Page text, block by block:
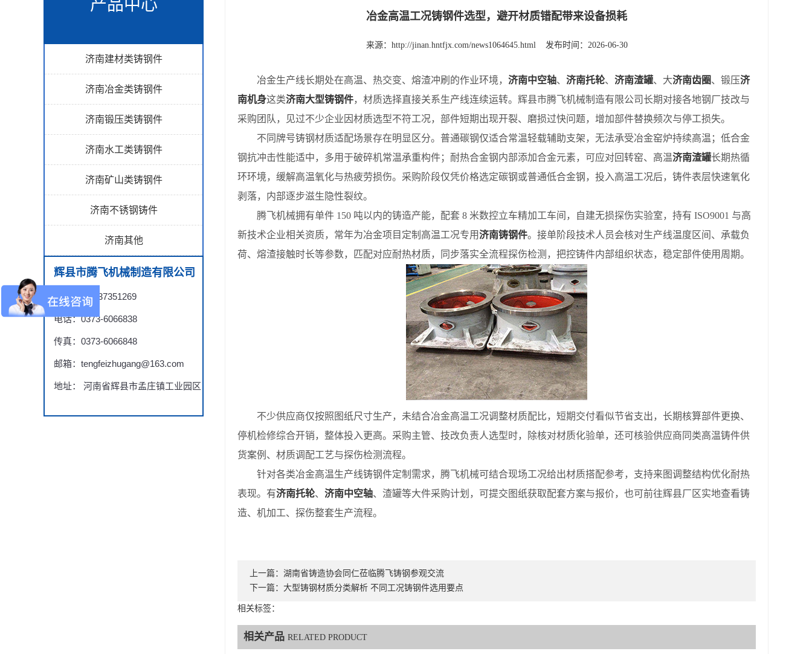
产品中心
济南建材类铸钢件
济南冶金类铸钢件
济南锻压类铸钢件
济南水工类铸钢件
济南矿山类铸钢件
济南不锈钢铸件
济南其他
辉县市腾飞机械制造有限公司
手机： 18737351269
电话：0373-6066838
传真：0373-6066848
邮箱：tengfeizhugang@163.com
地址： 河南省辉县市孟庄镇工业园区
冶金高温工况铸钢件选型，避开材质错配带来设备损耗
来源： http://jinan.hntfjx.com/news1064645.html 发布时间：2026-06-30
冶金生产线长期处在高温、热交变、熔渣冲刷的作业环境， 济南中空轴、 济南托轮、 济南渣罐、大济南齿圈、锻压济
南机身这类济南大型铸钢件，材质选择直接关系生产线连续运转。辉县市腾飞机械制造有限公司长期对接各地钢厂技改与
采购团队，见过不少企业因材质选型不符工况，部件短期出现开裂、磨损过快问题，增加部件替换频次与停工损失。
不同牌号铸钢材质适配场景存在明显区分。普通碳钢仅适合常温轻载辅助支架，无法承受冶金窑炉持续高温；低合金
钢抗冲击性能适中，多用于破碎机常温承重构件；耐热合金钢内部添加合金元素，可应对回转窑、高温济南渣罐长期热循
环环境，缓解高温氧化与热疲劳损伤。采购阶段仅凭价格选定碳钢或普通低合金钢，投入高温工况后，铸件表层快速氧化
剥落，内部逐步滋生隐性裂纹。
腾飞机械拥有单件 150 吨以内的铸造产能，配套 8 米数控立车精加工车间，自建无损探伤实验室，持有 ISO9001 与高
新技术企业相关资质，常年为冶金项目定制高温工况专用济南铸钢件。接单阶段技术人员会核对生产线温度区间、承载负
荷、熔渣接触时长等参数，匹配对应耐热材质，同步落实全流程探伤检测，把控铸件内部组织状态，稳定部件使用周期。
不少供应商仅按照图纸尺寸生产，未结合冶金高温工况调整材质配比，短期交付看似节省支出，长期核算部件更换、
停机检修综合开销，整体投入更高。采购主管、技改负责人选型时，除核对材质化验单，还可核验供应商同类高温铸件供
货案例、材质调配工艺与探伤检测流程。
针对各类冶金高温生产线铸钢件定制需求，腾飞机械可结合现场工况给出材质搭配参考，支持来图调整结构优化耐热
表现。有济南托轮、 济南中空轴、渣罐等大件采购计划，可提交图纸获取配套方案与报价，也可前往辉县厂区实地查看铸
造、机加工、探伤整套生产流程。
上一篇： 湖南省铸造协会同仁莅临腾飞铸钢参观交流
下一篇： 大型铸钢材质分类解析 不同工况铸钢件选用要点
相关标签：
相关产品 RELATED PRODUCT